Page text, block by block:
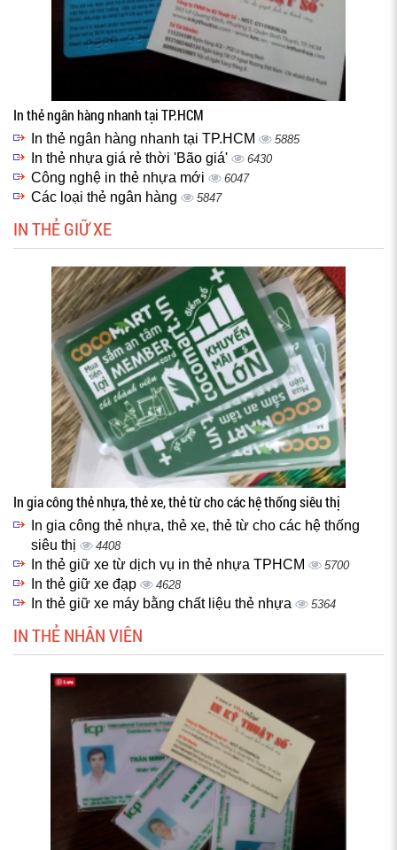
In thẻ ngân hàng nhanh tại TP.HCM
In thẻ ngân hàng nhanh tại TP.HCM 5885
In thẻ nhựa giá rẻ thời 'Bão giá' 6430
Công nghệ in thẻ nhựa mới 6047
Các loại thẻ ngân hàng 5847
IN THẺ GIỮ XE
In gia công thẻ nhựa, thẻ xe, thẻ từ cho các hệ thống siêu thị
In gia công thẻ nhựa, thẻ xe, thẻ từ cho các hệ thống
siêu thị
4408
In thẻ giữ xe từ dịch vụ in thẻ nhựa TPHCM 5700
In thẻ giữ xe đạp 4628
In thẻ giữ xe máy bằng chất liệu thẻ nhựa 5364
IN THẺ NHÂN VIÊN